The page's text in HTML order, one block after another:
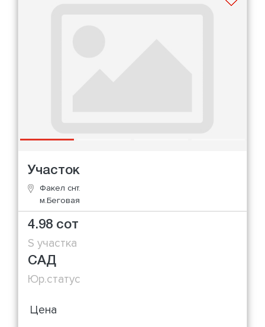
Участок
Факел снт.
м.Беговая
4.98 сот
S участка
САД
Юр.статус
Цена